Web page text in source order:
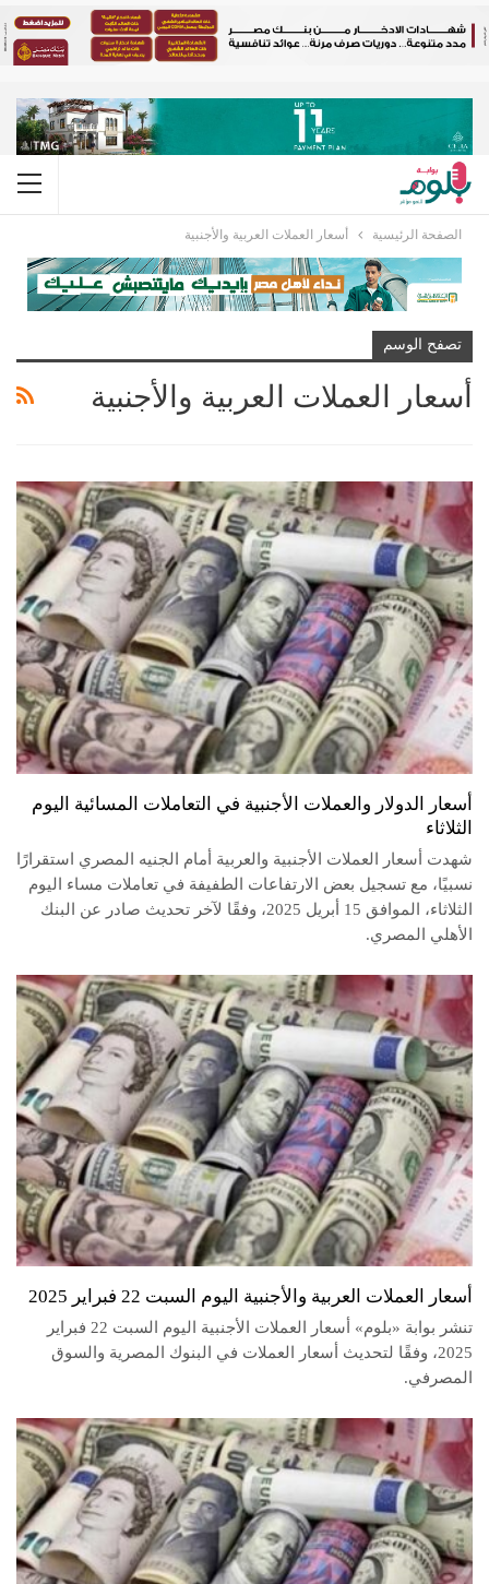
الصفحة الرئيسية أسعار العملات العربية والأجنبية
تصفح الوسم
أسعار العملات العربية والأجنبية
أسعار الدولار والعملات الأجنبية في التعاملات المسائية اليوم
الثلاثاء
شهدت أسعار العملات الأجنبية والعربية أمام الجنيه المصري استقرارًا
نسبيًا، مع تسجيل بعض الارتفاعات الطفيفة في تعاملات مساء اليوم
الثلاثاء، الموافق 15 أبريل 2025، وفقًا لآخر تحديث صادر عن البنك
الأهلي المصري.
أسعار العملات العربية والأجنبية اليوم السبت 22 فبراير 2025
تنشر بوابة «بلوم» أسعار العملات الأجنبية اليوم السبت 22 فبراير
2025، وفقًا لتحديث أسعار العملات في البنوك المصرية والسوق
المصرفي.